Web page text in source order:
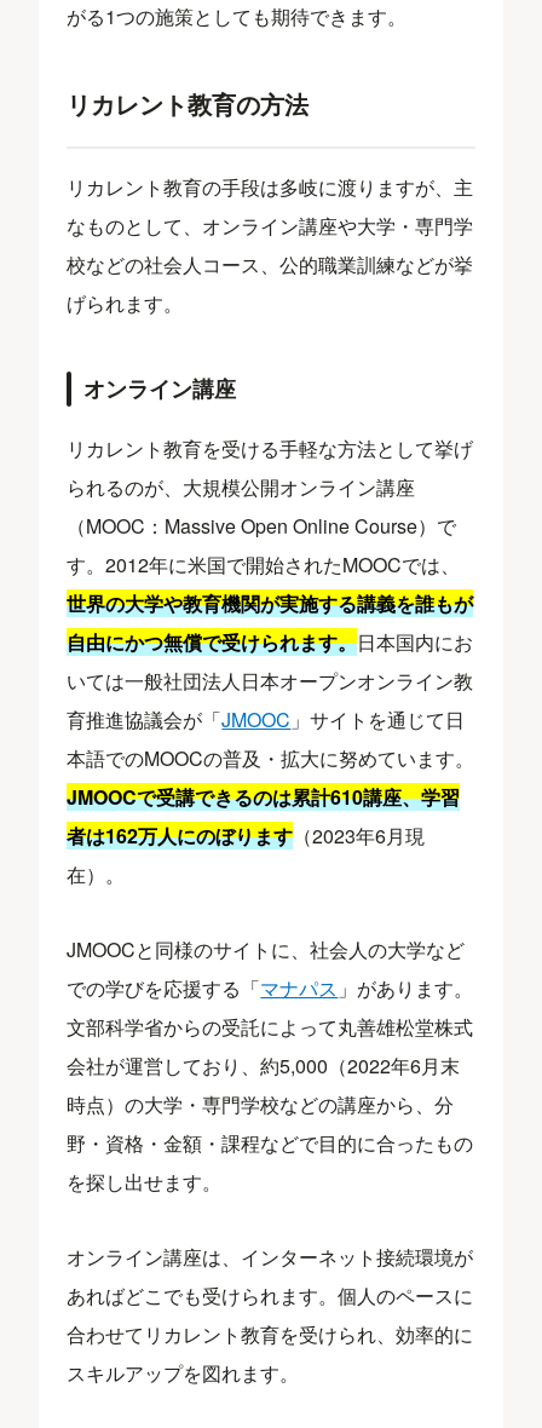
がる1つの施策としても期待できます。
リカレント教育の方法
リカレント教育の手段は多岐に渡りますが、主
なものとして、オンライン講座や大学・専門学
校などの社会人コース、公的職業訓練などが挙
げられます。
オンライン講座
リカレント教育を受ける手軽な方法として挙げ
られるのが、大規模公開オンライン講座
（MOOC：Massive Open Online Course）で
す。2012年に米国で開始されたMOOCでは、
世界の大学や教育機関が実施する講義を誰もが
自由にかつ無償で受けられます。日本国内にお
いては一般社団法人日本オープンオンライン教
育推進協議会が「JMOOC 」サイトを通じて日
本語でのMOOCの普及・拡大に努めています。
JMOOCで受講できるのは累計610講座、学習
者は162万人にのぼります （2023年6月現
在）。
JMOOCと同様のサイトに、社会人の大学など
での学びを応援する「マナパス 」があります。
文部科学省からの受託によって丸善雄松堂株式
会社が運営しており、約5,000（2022年6月末
時点）の大学・専門学校などの講座から、分
野・資格・金額・課程などで目的に合ったもの
を探し出せます。
オンライン講座は、インターネット接続環境が
あればどこでも受けられます。個人のペースに
合わせてリカレント教育を受けられ、効率的に
スキルアップを図れます。